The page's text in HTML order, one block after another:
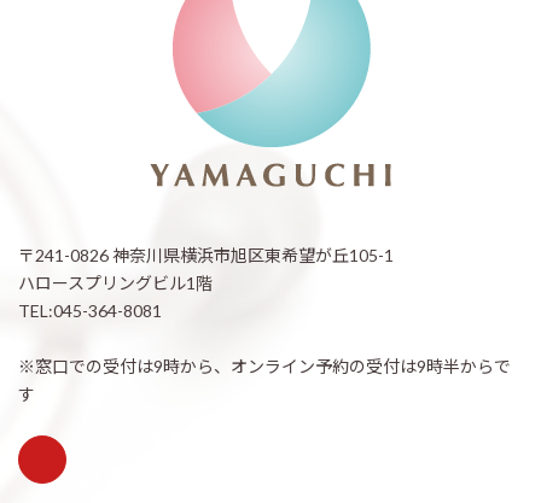
〒241-0826 神奈川県横浜市旭区東希望が丘105-1
ハロースプリングビル1階
TEL:045-364-8081
※窓口での受付は9時から、オンライン予約の受付は9時半からで
す